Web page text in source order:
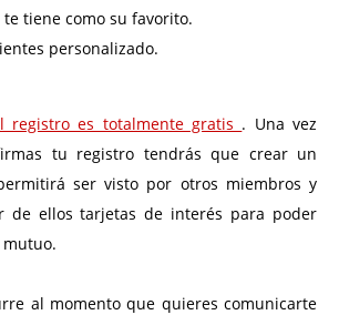
tiene como su favorito.
personalizado.
registro es totalmente gratis . Una vez
tu registro tendrás que crear un
ser visto por otros miembros y
de ellos tarjetas de interés para poder
al momento que quieres comunicarte